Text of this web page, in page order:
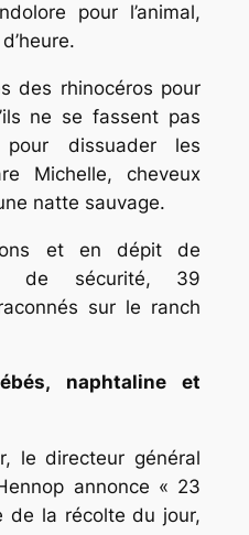
pour l’animal,
des rhinocéros pour
ne se fassent pas
dissuader les
Michelle, cheveux
natte sauvage.
et en dépit de
de sécurité, 39
sur le ranch
naphtaline et
le directeur général
annonce « 23
de la récolte du jour,